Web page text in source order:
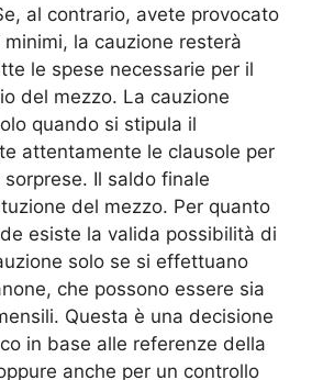
al contrario, avete provocato
la cauzione resterà
le spese necessarie per il
del mezzo. La cauzione
quando si stipula il
attentamente le clausole per
Il saldo finale
del mezzo. Per quanto
esiste la valida possibilità di
solo se si effettuano
che possono essere sia
Questa è una decisione
in base alle referenze della
anche per un controllo